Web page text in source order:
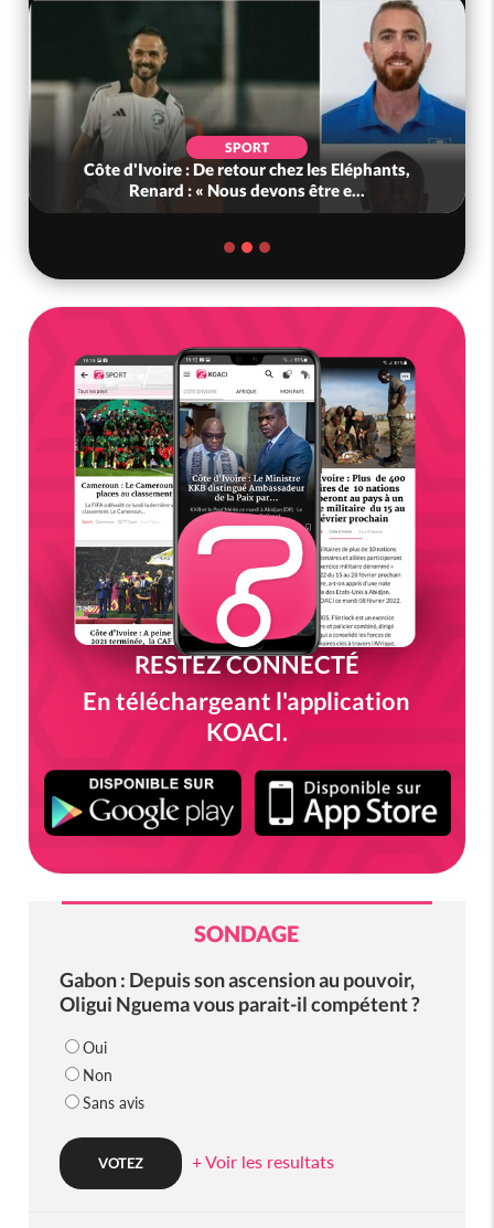
SPORT
Côte d'Ivoire : De retour chez les Eléphants,
Renard : « Nous devons être e...
RESTEZ CONNECTÉ
En téléchargeant l'application
KOACI.
SONDAGE
Gabon : Depuis son ascension au pouvoir,
Oligui Nguema vous parait-il compétent ?
Oui
Non
Sans avis
+ Voir les resultats